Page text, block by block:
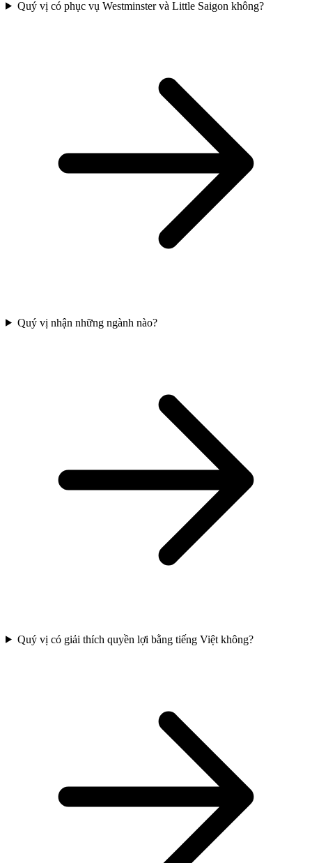
Quý vị có phục vụ Westminster và Little Saigon không?
Quý vị nhận những ngành nào?
Quý vị có giải thích quyền lợi bằng tiếng Việt không?